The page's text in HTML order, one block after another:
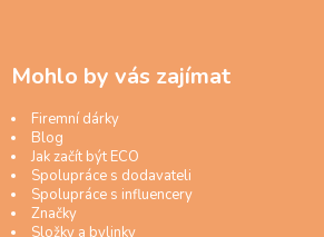
Mohlo by vás zajímat
Firemní dárky
Blog
Jak začít být ECO
Spolupráce s dodavateli
Spolupráce s influencery
Značky
Složky a bylinky